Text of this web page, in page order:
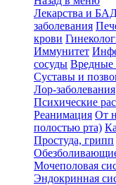
Лекарства и
заболевания
крови
Иммунитет
сосуды Вредные
Суставы и
Лор-заболевания
Психические
Реанимация От
полостью рта)
Простуда, грипп
Мочеполовая
Эндокринная